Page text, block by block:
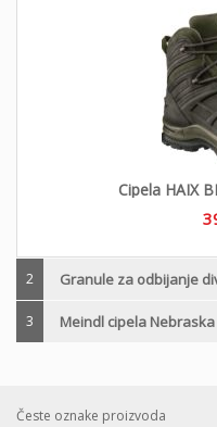
Cipela HAIX
2 Granule za odbijanje
3 Meindl cipela Nebraska
Česte oznake proizvoda